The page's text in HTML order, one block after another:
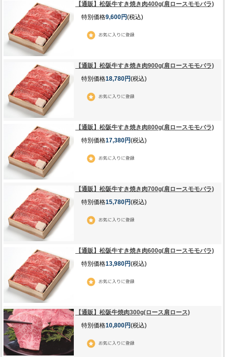
【通販】松阪牛すき焼き肉400g(肩ロースモモバラ)
特別価格9,600円(税込)
【通販】松阪牛すき焼き肉900g(肩ロースモモバラ)
特別価格18,780円(税込)
【通販】松阪牛すき焼き肉800g(肩ロースモモバラ)
特別価格17,380円(税込)
【通販】松阪牛すき焼き肉700g(肩ロースモモバラ)
特別価格15,780円(税込)
【通販】松阪牛すき焼き肉600g(肩ロースモモバラ)
特別価格13,980円(税込)
【通販】松阪牛焼肉300g(ロース肩ロース)
特別価格10,800円(税込)